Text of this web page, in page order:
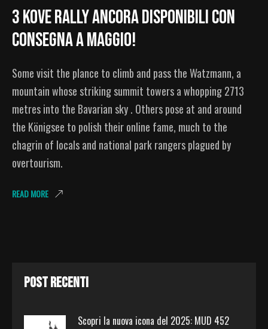
3 Kove Rally ANCORA DISPONIBILI Con
Consegna A Maggio!
Some visit the plance to climb and pass the Watzmann, a
mountain whose striking summit towers a whopping 2713
metres into the Bavarian sky . Others pose at and around
the Königsee to polish their online fame, much to the
chagrin of locals and national park rangers plagued by
overtourism.
READ MORE
POST RECENTI
Scopri la nuova icona del 2025: MUD 452